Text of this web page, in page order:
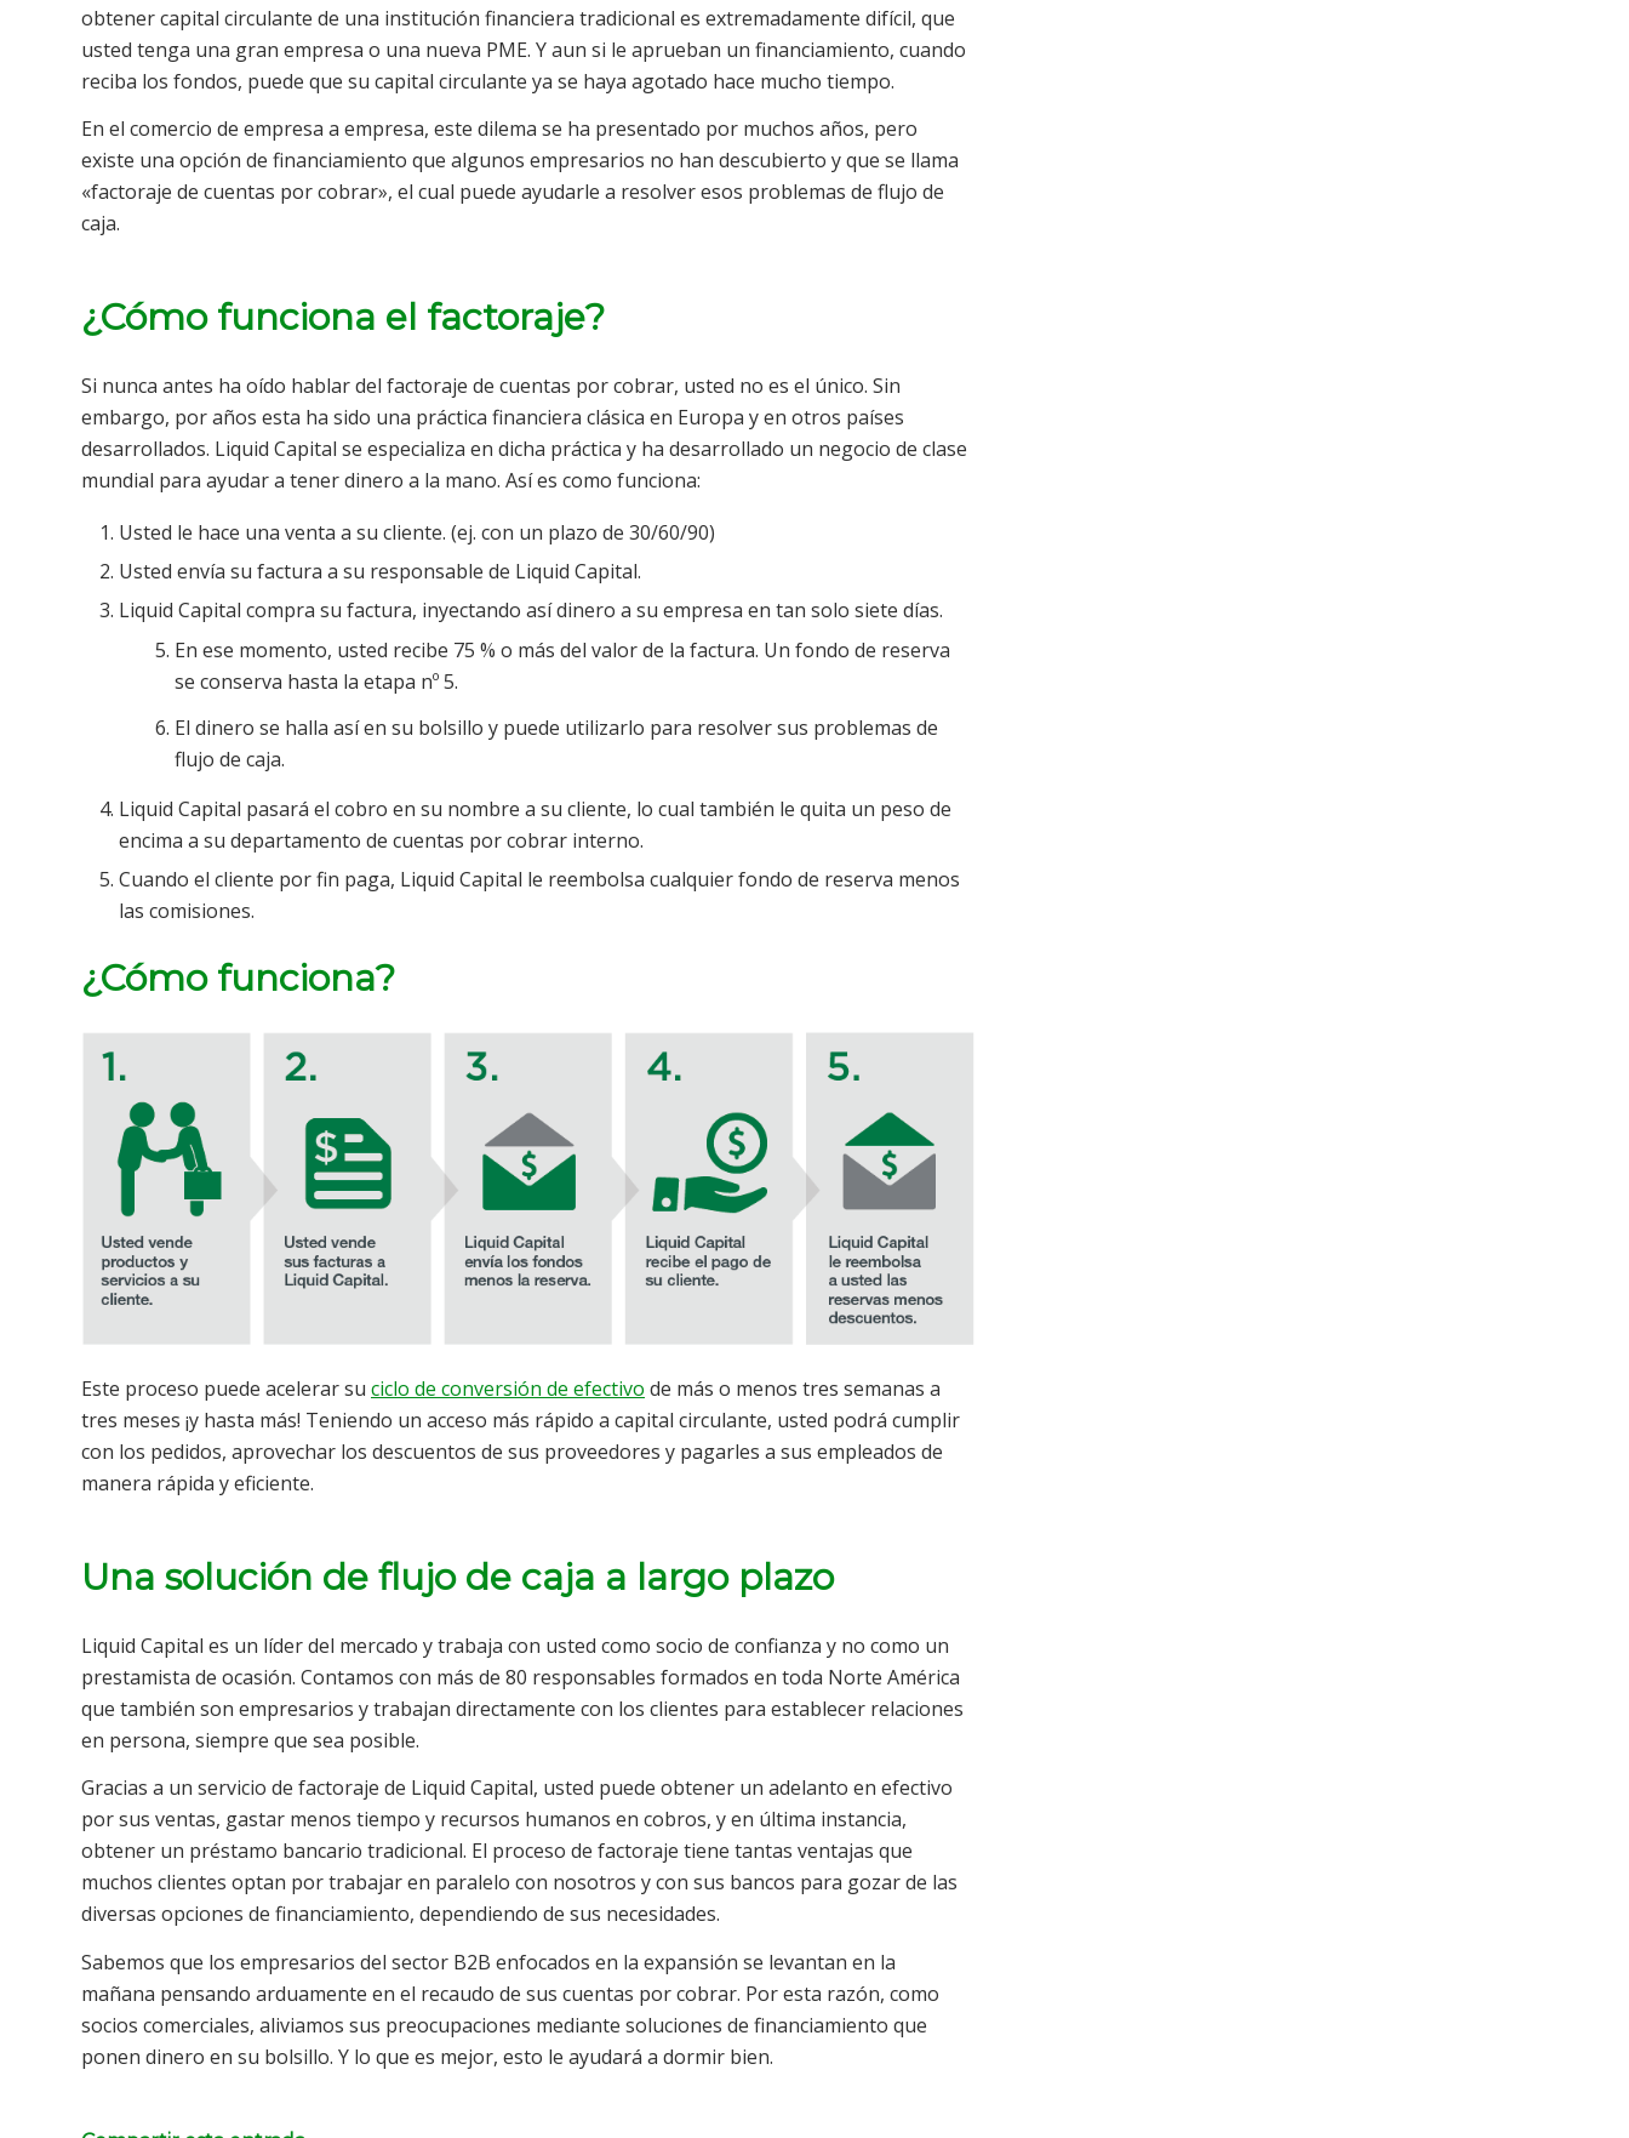
obtener capital circulante de una institución financiera tradicional es extremadamente difícil, que
usted tenga una gran empresa o una nueva PME. Y aun si le aprueban un financiamiento, cuando
reciba los fondos, puede que su capital circulante ya se haya agotado hace mucho tiempo.
En el comercio de empresa a empresa, este dilema se ha presentado por muchos años, pero
existe una opción de financiamiento que algunos empresarios no han descubierto y que se llama
«factoraje de cuentas por cobrar», el cual puede ayudarle a resolver esos problemas de flujo de
caja.
¿Cómo funciona el factoraje?
Si nunca antes ha oído hablar del factoraje de cuentas por cobrar, usted no es el único. Sin
embargo, por años esta ha sido una práctica financiera clásica en Europa y en otros países
desarrollados. Liquid Capital se especializa en dicha práctica y ha desarrollado un negocio de clase
mundial para ayudar a tener dinero a la mano. Así es como funciona:
Usted le hace una venta a su cliente. (ej. con un plazo de 30/60/90)
Usted envía su factura a su responsable de Liquid Capital.
Liquid Capital compra su factura, inyectando así dinero a su empresa en tan solo siete días.
En ese momento, usted recibe 75 % o más del valor de la factura. Un fondo de reserva
se conserva hasta la etapa nº 5.
El dinero se halla así en su bolsillo y puede utilizarlo para resolver sus problemas de
flujo de caja.
Liquid Capital pasará el cobro en su nombre a su cliente, lo cual también le quita un peso de
encima a su departamento de cuentas por cobrar interno.
Cuando el cliente por fin paga, Liquid Capital le reembolsa cualquier fondo de reserva menos
las comisiones.
¿Cómo funciona?
Este proceso puede acelerar su ciclo de conversión de efectivo de más o menos tres semanas a
tres meses ¡y hasta más! Teniendo un acceso más rápido a capital circulante, usted podrá cumplir
con los pedidos, aprovechar los descuentos de sus proveedores y pagarles a sus empleados de
manera rápida y eficiente.
Una solución de flujo de caja a largo plazo
Liquid Capital es un líder del mercado y trabaja con usted como socio de confianza y no como un
prestamista de ocasión. Contamos con más de 80 responsables formados en toda Norte América
que también son empresarios y trabajan directamente con los clientes para establecer relaciones
en persona, siempre que sea posible.
Gracias a un servicio de factoraje de Liquid Capital, usted puede obtener un adelanto en efectivo
por sus ventas, gastar menos tiempo y recursos humanos en cobros, y en última instancia,
obtener un préstamo bancario tradicional. El proceso de factoraje tiene tantas ventajas que
muchos clientes optan por trabajar en paralelo con nosotros y con sus bancos para gozar de las
diversas opciones de financiamiento, dependiendo de sus necesidades.
Sabemos que los empresarios del sector B2B enfocados en la expansión se levantan en la
mañana pensando arduamente en el recaudo de sus cuentas por cobrar. Por esta razón, como
socios comerciales, aliviamos sus preocupaciones mediante soluciones de financiamiento que
ponen dinero en su bolsillo. Y lo que es mejor, esto le ayudará a dormir bien.